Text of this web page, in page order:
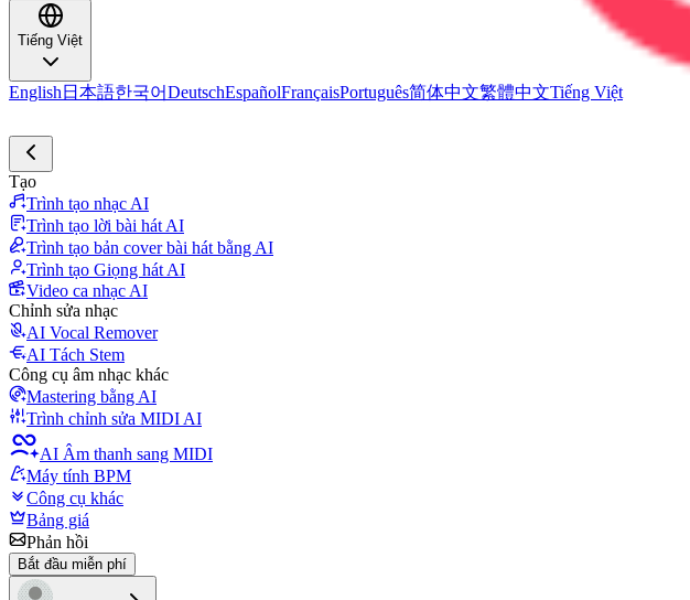
Tiếng Việt
English 日本語한국어DeutschEspañolFrançaisPortuguês简体中文繁體中文Tiếng Việt
Tạo
Trình tạo nhạc AI
Trình tạo lời bài hát AI
Trình tạo bản cover bài hát bằng AI
Trình tạo Giọng hát AI
Video ca nhạc AI
Chỉnh sửa nhạc
AI Vocal Remover
AI Tách Stem
Công cụ âm nhạc khác
Mastering bằng AI
Trình chỉnh sửa MIDI AI
AI Âm thanh sang MIDI
Máy tính BPM
Công cụ khác
Bảng giá
Phản hồi
Bắt đầu miễn phí